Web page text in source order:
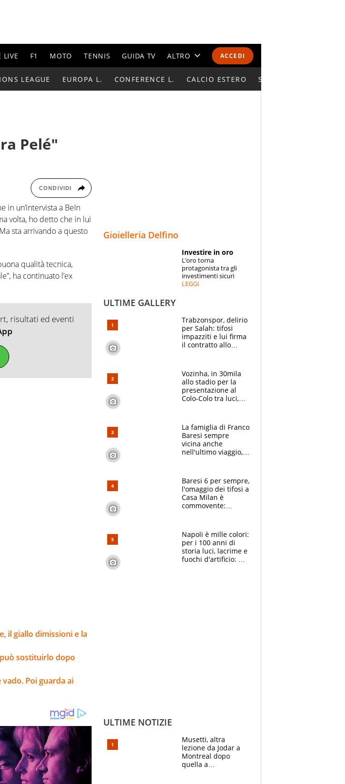
ACCEDI
LIVE F1 MOTO TENNIS GUIDA TV ALTRO
CALENDARI E CLASSIFICHE
ESPERTI
LEAGUE EUROPA L. CONFERENCE L. CALCIO ESTERO SUPERCOPPA
Pelé"
CONDIVIDI
in un’intervista a BeIn
volta, ho detto che in lui
sta arrivando a questo
qualità tecnica,
ha continuato l’ex
risultati ed eventi
il giallo dimissioni e la
sostituirlo dopo
Poi guarda ai
Gioielleria Delfino
Investire in oro
L’oro torna
protagonista tra gli
investimenti sicuri
LEGGI
ULTIME GALLERY
Trabzonspor, delirio
per Salah: tifosi
impazziti e lui firma
il contratto allo
Vozinha, in 30mila
allo stadio per la
presentazione al
Colo-Colo tra luci,
La famiglia di Franco
Baresi sempre
vicina anche
nell'ultimo viaggio,
circondati
dall'affetto dei tifosi
Baresi 6 per sempre,
l'omaggio dei tifosi a
Casa Milan è
commovente:
bigliettini
Napoli è mille colori:
per i 100 anni di
storia luci, lacrime e
fuochi d'artificio: De
ULTIME NOTIZIE
Musetti, altra
lezione da Jodar a
Montreal dopo
quella a